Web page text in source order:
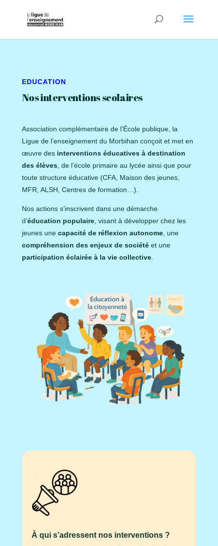
EDUCATION
Nos interventions scolaires
Association complémentaire de l’École publique, la
Ligue de l’enseignement du Morbihan conçoit et met en
œuvre des interventions éducatives à destination
des élèves , de l’école primaire au lycée ainsi que pour
toute structure éducative (CFA, Maison des jeunes,
MFR, ALSH, Centres de formation…).
Nos actions s’inscrivent dans une démarche
d’éducation populaire, visant à développer chez les
jeunes une capacité de réflexion autonome, une
compréhension des enjeux de sociétéet une
participation éclairée à la vie collective.
À qui s’adressent nos interventions ?